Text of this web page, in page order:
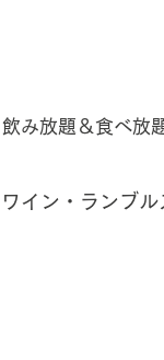
飲み放題＆食べ放
イン・ランブ